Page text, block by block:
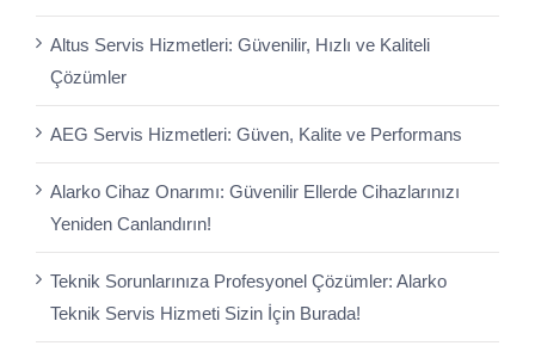
Altus Servis Hizmetleri: Güvenilir, Hızlı ve Kaliteli
Çözümler
AEG Servis Hizmetleri: Güven, Kalite ve Performans
Alarko Cihaz Onarımı: Güvenilir Ellerde Cihazlarınızı
Yeniden Canlandırın!
Teknik Sorunlarınıza Profesyonel Çözümler: Alarko
Teknik Servis Hizmeti Sizin İçin Burada!